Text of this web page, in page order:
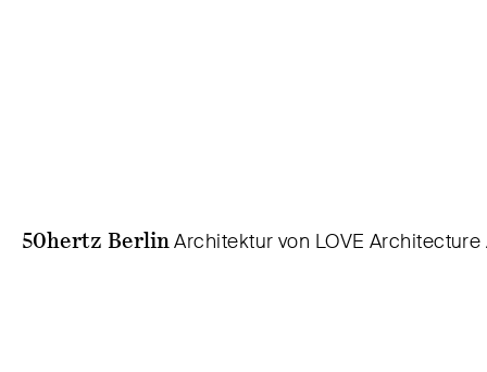
50hertz BerlinArchitektur von LOVE Architecture